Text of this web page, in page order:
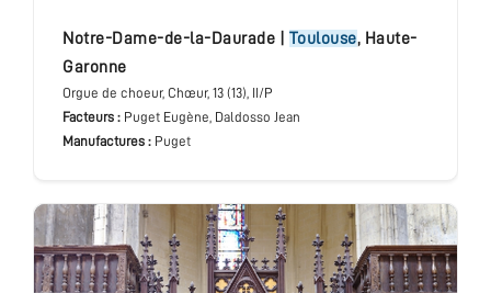
Notre-Dame-de-la-Daurade Toulouse, Haute-
Garonne
Orgue de choeur, Chœur, 13 (13), II/P
Facteurs : Puget Eugène, Daldosso Jean
Manufactures : Puget